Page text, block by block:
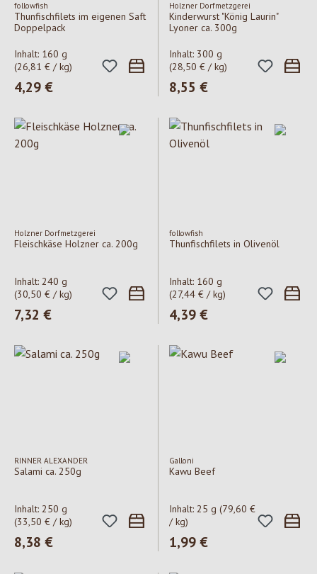
followfish
Thunfischfilets im eigenen Saft
Doppelpack
Inhalt: 160 g
(26,81 € / kg)
Regulärer Preis:
4,29 €
Holzner Dorfmetzgerei
Kinderwurst "König Laurin"
Lyoner ca. 300g
Inhalt: 300 g
(28,50 € / kg)
Regulärer Preis:
8,55 €
Holzner Dorfmetzgerei
Fleischkäse Holzner ca. 200g
Inhalt: 240 g
(30,50 € / kg)
Regulärer Preis:
7,32 €
followfish
Thunfischfilets in Olivenöl
Inhalt: 160 g
(27,44 € / kg)
Regulärer Preis:
4,39 €
RINNER ALEXANDER
Salami ca. 250g
Inhalt: 250 g
(33,50 € / kg)
Regulärer Preis:
8,38 €
Galloni
Kawu Beef
Inhalt: 25 g (79,60 €
/ kg)
Regulärer Preis:
1,99 €